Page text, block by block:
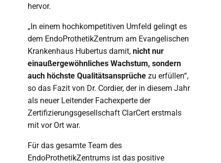
hervor.
„In einem hochkompetitiven Umfeld gelingt es
dem EndoProthetikZentrum am Evangelischen
Krankenhaus Hubertus damit, nicht nur
einaußergewöhnliches Wachstum, sondern
auch höchste Qualitätsansprüche zu erfüllen“,
so das Fazit von Dr. Cordier, der in diesem Jahr
als neuer Leitender Fachexperte der
Zertifizierungsgesellschaft ClarCert erstmals
mit vor Ort war.
Für das gesamte Team des
EndoProthetikZentrums ist das positive